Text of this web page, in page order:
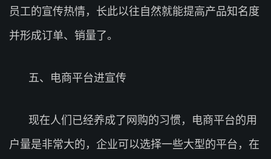
员工的宣传热情，长此以往自然就能提高产品知名度
并形成订单、销量了。
五、电商平台进宣传
现在人们已经养成了网购的习惯，电商平台的用
户量是非常大的，企业可以选择一些大型的平台，在